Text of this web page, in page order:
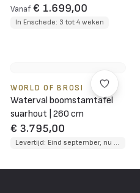
Vanaf € 1.699,00
In Enschede: 3 tot 4 weken
WORLD OF BROSI
Waterval boomstamtafel
suarhout | 260 cm
€ 3.795,00
Levertijd: Eind september, nu te reserveren